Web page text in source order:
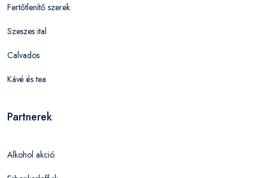
Fertőtlenítő szerek
Szeszes ital
Calvados
Kávé és tea
Partnerek
Alkohol akció